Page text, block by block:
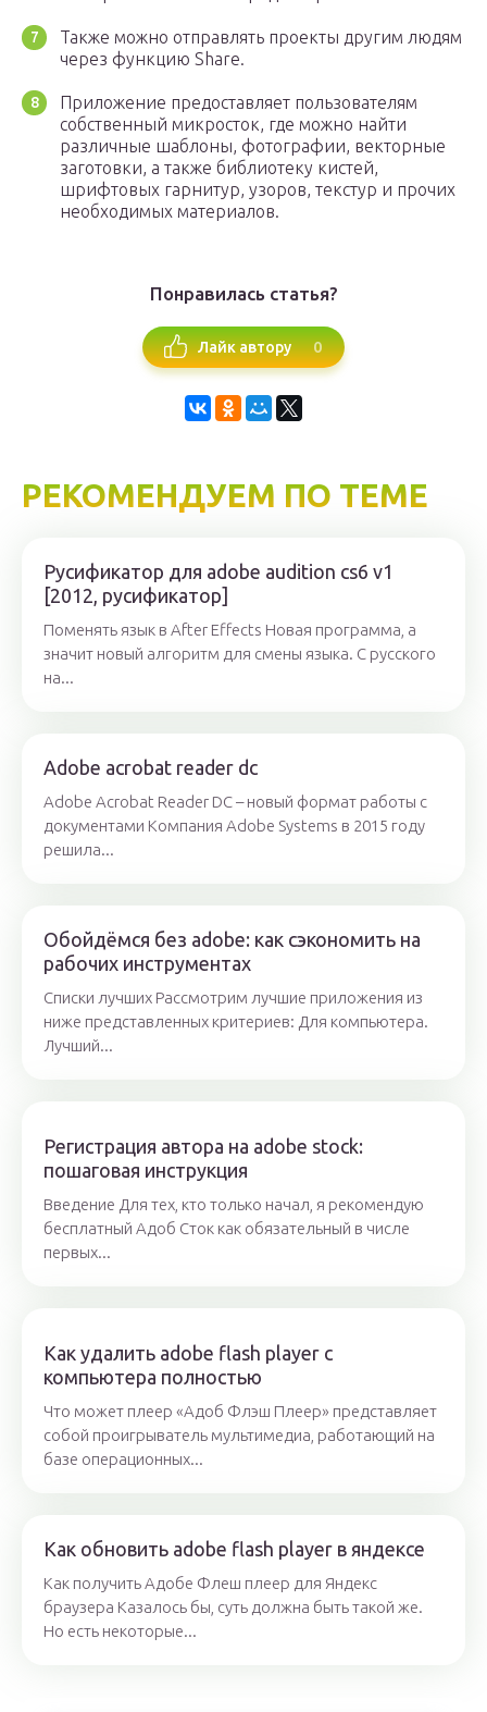
Также можно отправлять проекты другим людям
через функцию Share.
Приложение предоставляет пользователям
собственный микросток, где можно найти
различные шаблоны, фотографии, векторные
заготовки, а также библиотеку кистей,
шрифтовых гарнитур, узоров, текстур и прочих
необходимых материалов.
Понравилась статья?
Лайк автору 0
РЕКОМЕНДУЕМ ПО ТЕМЕ
Русификатор для adobe audition cs6 v1
[2012, русификатор]
Поменять язык в After Effects Новая программа, а
значит новый алгоритм для смены языка. С русского
на...
Adobe acrobat reader dc
Adobe Acrobat Reader DC – новый формат работы с
документами Компания Adobe Systems в 2015 году
решила...
Обойдёмся без adobe: как сэкономить на
рабочих инструментах
Списки лучших Рассмотрим лучшие приложения из
ниже представленных критериев: Для компьютера.
Лучший...
Регистрация автора на adobe stock:
пошаговая инструкция
Введение Для тех, кто только начал, я рекомендую
бесплатный Адоб Сток как обязательный в числе
первых...
Как удалить adobe flash player с
компьютера полностью
Что может плеер «Адоб Флэш Плеер» представляет
собой проигрыватель мультимедиа, работающий на
базе операционных...
Как обновить adobe flash player в яндексе
Как получить Адобе Флеш плеер для Яндекс
браузера Казалось бы, суть должна быть такой же.
Но есть некоторые...